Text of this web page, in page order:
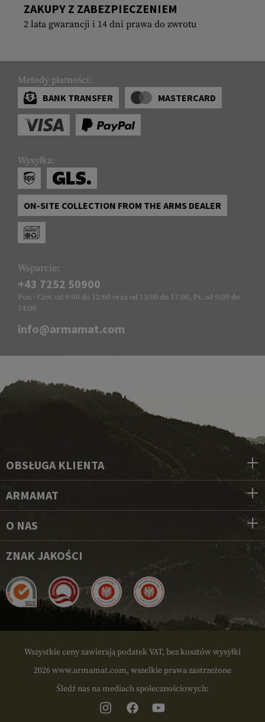
ZAKUPY Z ZABEZPIECZENIEM
2 lata gwarancji i 14 dni prawa do zwrotu
Metody płatności:
BANK TRANSFER
MASTERCARD
Wysyłka:
ON-SITE COLLECTION FROM THE ARMS DEALER
Wsparcie:
+43 7252 50900
Pon - Czw. od 9:00 do 12:00 oraz od 13:00 do 17:00, Pt. od 9:00 do
14:00
info@armamat.com
OBSŁUGA KLIENTA
ARMAMAT
O NAS
ZNAK JAKOŚCI
Wszystkie ceny zawierają podatek VAT, bez kosztów wysyłki
2026 www.armamat.com, wszelkie prawa zastrzeżone
Śledź nas na mediach społecznościowych: